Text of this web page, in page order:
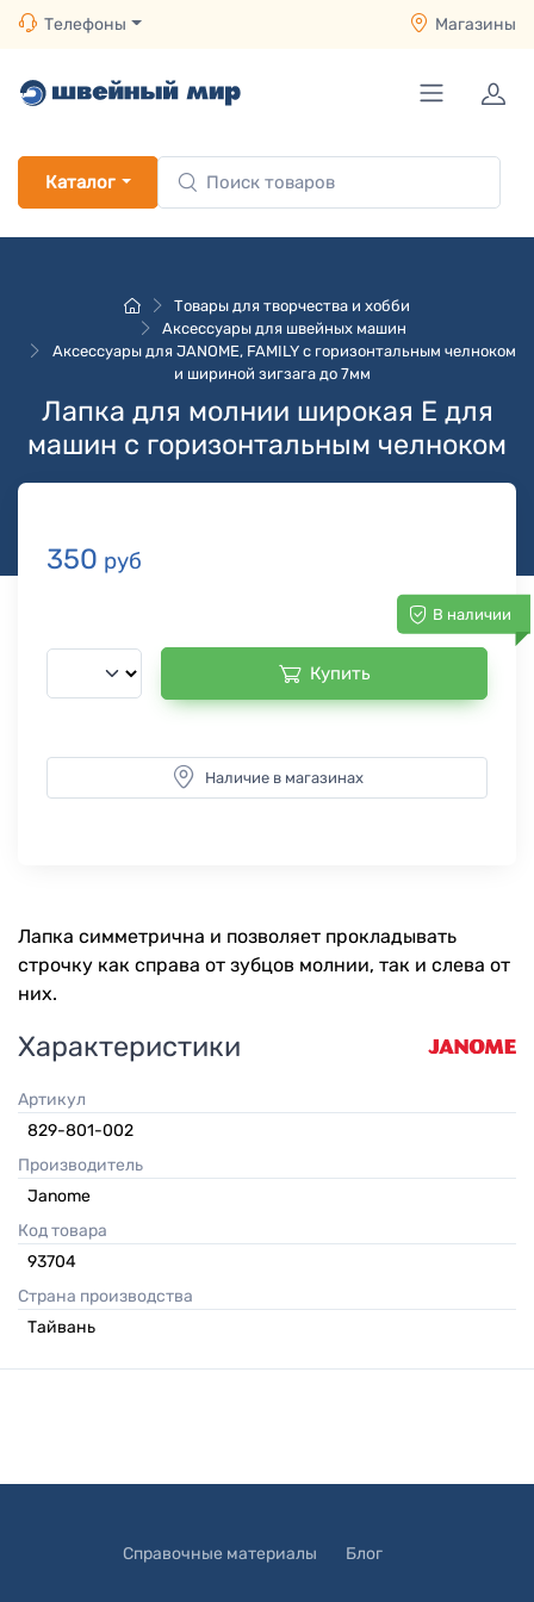
Телефоны Магазины
Каталог
Товары для творчества и хобби
Аксессуары для швейных машин
Аксессуары для JANOME, FAMILY с горизонтальным челноком
и шириной зигзага до 7мм
Лапка для молнии широкая E для
машин с горизонтальным челноком
350 руб
В наличии
Купить
Наличие в магазинах
Лапка симметрична и позволяет прокладывать
строчку как справа от зубцов молнии, так и слева от
них.
Характеристики
Артикул
829-801-002
Производитель
Janome
Код товара
93704
Страна производства
Тайвань
Справочные материалы Блог